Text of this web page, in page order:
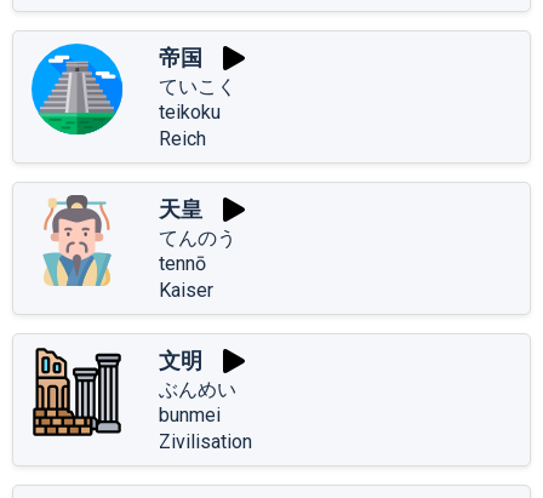
帝国
ていこく
teikoku
Reich
天皇
てんのう
tennō
Kaiser
文明
ぶんめい
bunmei
Zivilisation